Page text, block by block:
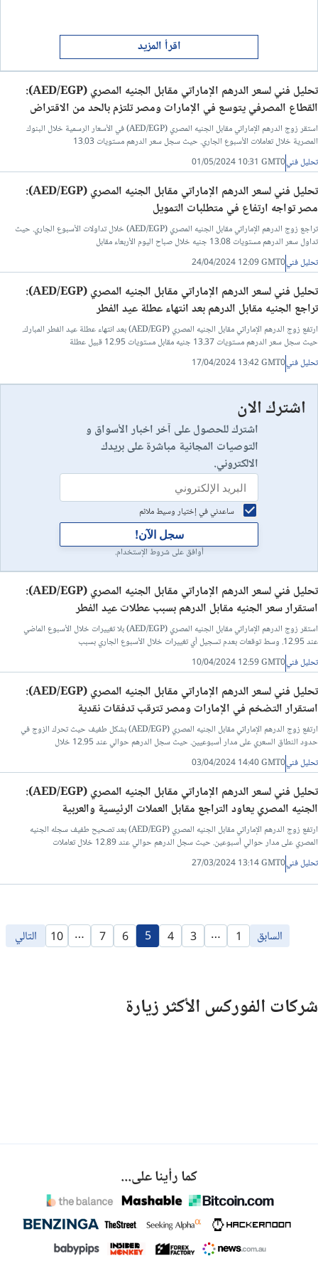
اقرأ المزيد
تحليل فني لسعر الدرهم الإماراتي مقابل الجنيه المصري (AED/EGP):
القطاع المصرفي يتوسع في الإمارات ومصر تلتزم بالحد من الاقتراض
استقر زوج الدرهم الإماراتي مقابل الجنيه المصري (AED/EGP) في الأسعار الرسمية خلال البنوك
المصرية خلال تعاملات الأسبوع الجاري. حيث سجل سعر الدرهم مستويات 13.03
تحليل فني01/05/2024 10:31 GMT0
تحليل فني لسعر الدرهم الإماراتي مقابل الجنيه المصري (AED/EGP):
مصر تواجه ارتفاع في متطلبات التمويل
تراجع زوج الدرهم الإماراتي مقابل الجنيه المصري (AED/EGP) خلال تداولات الأسبوع الجاري. حيث
تداول سعر الدرهم مستويات 13.08 جنيه خلال صباح اليوم الأربعاء مقابل
تحليل فني24/04/2024 12:09 GMT0
تحليل فني لسعر الدرهم الإماراتي مقابل الجنيه المصري (AED/EGP):
تراجع الجنيه مقابل الدرهم بعد انتهاء عطلة عيد الفطر
ارتفع زوج الدرهم الإماراتي مقابل الجنيه المصري (AED/EGP) بعد انتهاء عطلة عيد الفطر المبارك.
حيث سجل سعر الدرهم مستويات 13.37 جنيه مقابل مستويات 12.95 قبيل عطلة
تحليل فني17/04/2024 13:42 GMT0
اشترك الان
اشترك للحصول على آخر اخبار الأسواق و
التوصيات المجانية مباشرة على بريدك
الالكتروني.
ساعدني في إختيار وسيط ملائم
سجل الآن!
أوافق على شروط الإستخدام.
تحليل فني لسعر الدرهم الإماراتي مقابل الجنيه المصري (AED/EGP):
استقرار سعر الجنيه مقابل الدرهم بسبب عطلات عيد الفطر
استقر زوج الدرهم الإماراتي مقابل الجنيه المصري (AED/EGP) بلا تغييرات خلال الأسبوع الماضي
عند 12.95. وسط توقعات بعدم تسجيل أي تغييرات خلال الأسبوع الجاري بسبب
تحليل فني10/04/2024 12:59 GMT0
تحليل فني لسعر الدرهم الإماراتي مقابل الجنيه المصري (AED/EGP):
استقرار التضخم في الإمارات ومصر تترقب تدفقات نقدية
ارتفع زوج الدرهم الإماراتي مقابل الجنيه المصري (AED/EGP) بشكل طفيف حيث تحرك الزوج في
حدود النطاق السعري على مدار أسبوعيين. حيث سجل الدرهم حوالي عند 12.95 خلال
تحليل فني03/04/2024 14:40 GMT0
تحليل فني لسعر الدرهم الإماراتي مقابل الجنيه المصري (AED/EGP):
الجنيه المصري يعاود التراجع مقابل العملات الرئيسية والعربية
ارتفع زوج الدرهم الإماراتي مقابل الجنيه المصري (AED/EGP) بعد تصحيح طفيف سجله الجنيه
المصري على مدار حوالي أسبوعين. حيث سجل الدرهم حوالي عند 12.89 خلال تعاملات
تحليل فني27/03/2024 13:14 GMT0
السابق 1
…
3
4
5
6
7
…
10 التالي
شركات الفوركس الأكثر زيارة
كما رأينا على...